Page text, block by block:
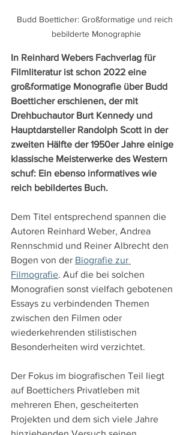
Budd Boetticher: Großformatige und reich
bebilderte Monographie
In Reinhard Webers Fachverlag für
Filmliteratur ist schon 2022 eine
großformatige Monografie über Budd
Boetticher erschienen, der mit
Drehbuchautor Burt Kennedy und
Hauptdarsteller Randolph Scott in der
zweiten Hälfte der 1950er Jahre einige
klassische Meisterwerke des Western
schuf: Ein ebenso informatives wie
reich bebildertes Buch.
Dem Titel entsprechend spannen die
Autoren Reinhard Weber, Andrea
Rennschmid und Reiner Albrecht den
Bogen von der Biografie zur
Filmografie. Auf die bei solchen
Monografien sonst vielfach gebotenen
Essays zu verbindenden Themen
zwischen den Filmen oder
wiederkehrenden stilistischen
Besonderheiten wird verzichtet.
Der Fokus im biografischen Teil liegt
auf Boettichers Privatleben mit
mehreren Ehen, gescheiterten
Projekten und dem sich viele Jahre